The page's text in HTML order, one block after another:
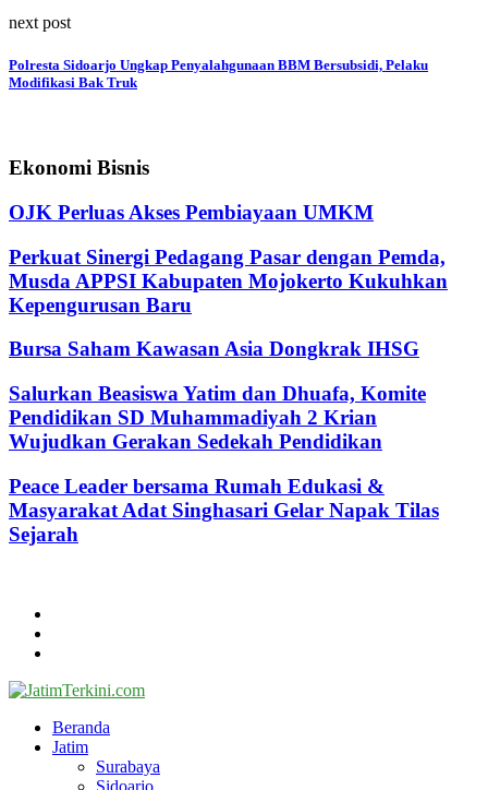
next post
Polresta Sidoarjo Ungkap Penyalahgunaan BBM Bersubsidi, Pelaku
Modifikasi Bak Truk
Ekonomi Bisnis
OJK Perluas Akses Pembiayaan UMKM
Perkuat Sinergi Pedagang Pasar dengan Pemda,
Musda APPSI Kabupaten Mojokerto Kukuhkan
Kepengurusan Baru
Bursa Saham Kawasan Asia Dongkrak IHSG
Salurkan Beasiswa Yatim dan Dhuafa, Komite
Pendidikan SD Muhammadiyah 2 Krian
Wujudkan Gerakan Sedekah Pendidikan
Peace Leader bersama Rumah Edukasi &
Masyarakat Adat Singhasari Gelar Napak Tilas
Sejarah
Beranda
Jatim
Surabaya
Sidoarjo